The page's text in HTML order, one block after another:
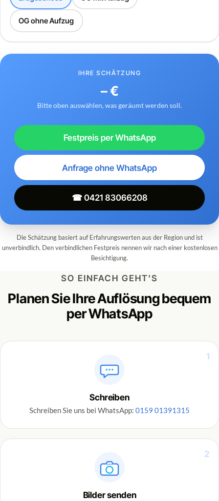
OG ohne Aufzug
IHRE SCHÄTZUNG
– €
Bitte oben auswählen, was geräumt werden soll.
Festpreis per WhatsApp
Anfrage ohne WhatsApp
☎ 0421 83066208
Die Schätzung basiert auf Erfahrungswerten aus der Region und ist
unverbindlich. Den verbindlichen Festpreis nennen wir nach einer kostenlosen
Besichtigung.
SO EINFACH GEHT'S
Planen Sie Ihre Auflösung bequem
per WhatsApp
1
Schreiben
Schreiben Sie uns bei WhatsApp: 0159 01391315
2
Bilder senden